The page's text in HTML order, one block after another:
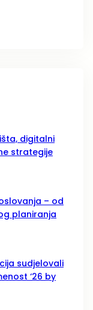
digitalni
strategije
– od
planiranja
sudjelovali
‘26 by